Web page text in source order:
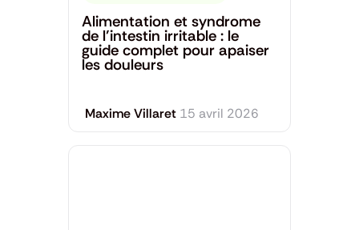
Alimentation et syndrome
de l’intestin irritable : le
guide complet pour apaiser
les douleurs
Maxime Villaret 15 avril 2026